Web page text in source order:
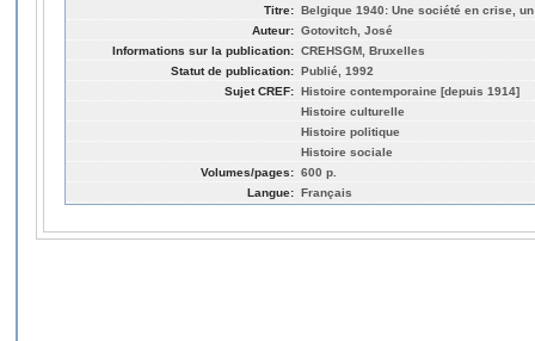
Titre: Belgique 1940: Une société en crise,
Auteur: Gotovitch, José
Informations sur la publication: CREHSGM, Bruxelles
Statut de publication: Publié, 1992
Sujet CREF: Histoire contemporaine [depuis 1914]
Histoire culturelle
Histoire politique
Histoire sociale
Volumes/pages: 600 p.
Langue: Français